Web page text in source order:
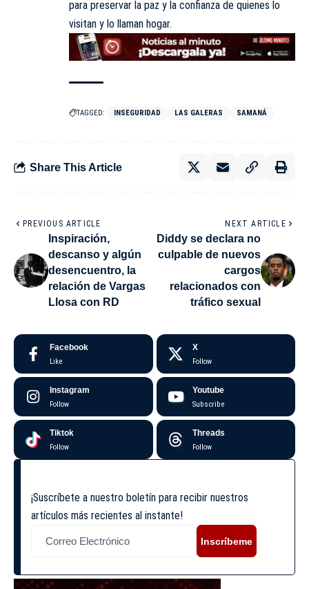
para preservar la paz y la confianza de quienes lo
visitan y lo llaman hogar.
TAGGED: INSEGURIDAD LAS GALERAS SAMANÁ
Share This Article
PREVIOUS ARTICLE
Inspiración,
descanso y algún
desencuentro, la
relación de Vargas
Llosa con RD
NEXT ARTICLE
Diddy se declara no
culpable de nuevos
cargos
relacionados con
tráfico sexual
Facebook
Like
X
Follow
Instagram
Follow
Youtube
Subscribe
Tiktok
Follow
Threads
Follow
¡Suscríbete a nuestro boletín para recibir nuestros
artículos más recientes al instante!
Inscríbeme